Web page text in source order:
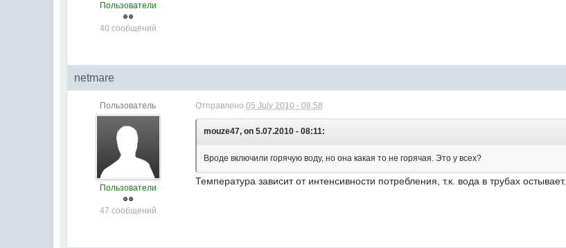
Пользователи
40 сообщений
netmare
Пользователь
Пользователи
47 сообщений
Отправлено05 July 2010 - 08:58
mouze47, on 5.07.2010 - 08:11:
Вроде включили горячую воду, но она какая то не горячая. Это у всех?
Температура зависит от интенсивности потребления, т.к. вода в трубах остывает.